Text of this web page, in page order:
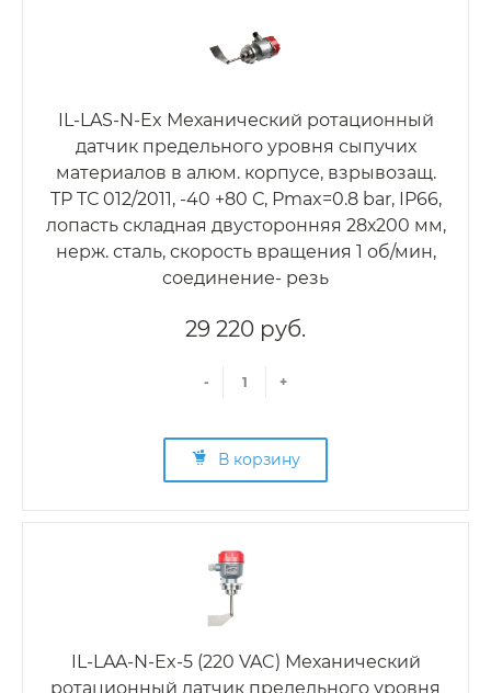
IL-LAS-N-Ex Механический ротационный
датчик предельного уровня сыпучих
материалов в алюм. корпусе, взрывозащ.
ТР ТС 012/2011, -40 +80 С, Рmax=0.8 bar, IP66,
лопасть складная двусторонняя 28х200 мм,
нерж. сталь, скорость вращения 1 об/мин,
соединение- резь
29 220 руб.
- +
В корзину
IL-LAA-N-Ex-5 (220 VAC) Механический
ротационный датчик предельного уровня